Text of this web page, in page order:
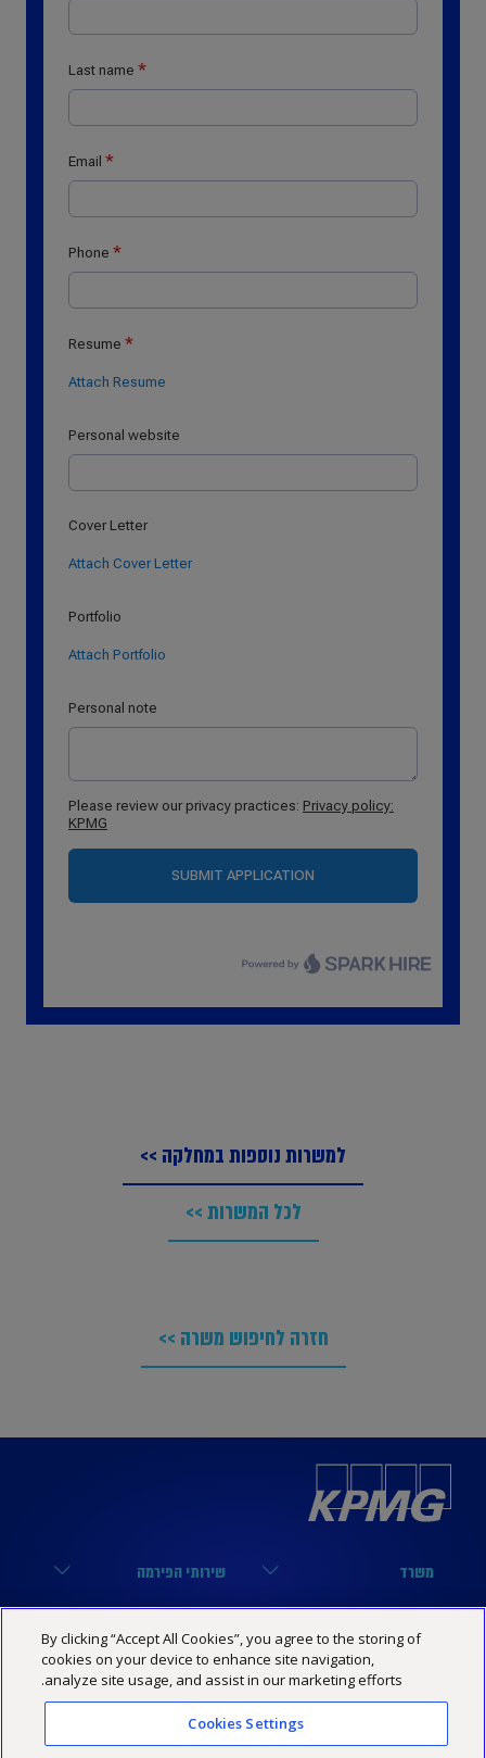
למשרות נוספות במחלקה >>
לכל המשרות >>
חזרה לחיפוש משרה >>
משרד
הארבעה 17, תל אביב
03-6848000
03-6848444
Israel@kpmg.com
שירותי הפירמה
מערך הביקורת
מערך המיסים
מערך היעוץ
נבחרת טכנולוגיה
הסיפור שלנו
KPMG SOCIAL MEDIA
מדיניות פרטיות הצהרת נגישות תנאי האתר
By clicking “Accept All Cookies”, you agree to the storing of
cookies on your device to enhance site navigation,
analyze site usage, and assist in our marketing efforts.
Cookies Settings